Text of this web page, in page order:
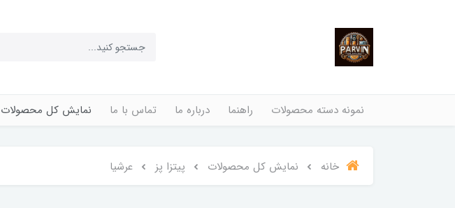
نمونه دسته محصولات راهنما درباره ما تماس با ما نمایش کل محصولات
خانه نمایش کل محصولات پیتزا پز عرشیا